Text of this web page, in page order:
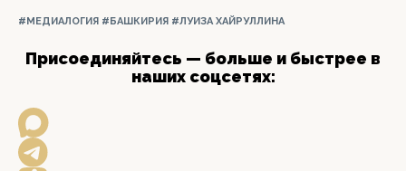
#МЕДИАЛОГИЯ #БАШКИРИЯ #ЛУИЗА ХАЙРУЛЛИНА
Присоединяйтесь — больше и быстрее в
наших соцсетях: